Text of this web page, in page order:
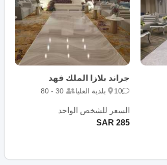
جراند بلازا الملك فهد
10 بلدية العليا
السعر للشخص الواحد
285 SAR